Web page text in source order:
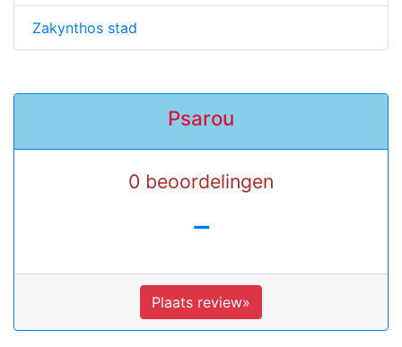
Zakynthos stad
Psarou
0 beoordelingen
-
Plaats review»